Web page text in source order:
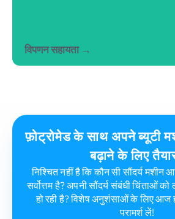
विपणन सहायता →
फ़ोट्रोमेड के साथ अपने ब्यूटी
बढ़ाने के लिए
निश्चित नहीं है कि कौन सी सौंदर्य मशीन
सर्वोत्तम है? अपनी सौंदर्य संबंधी चिंताओं को
हो रही है? विशेष अनुशंसाओं के लिए आज
परामर्श लें!